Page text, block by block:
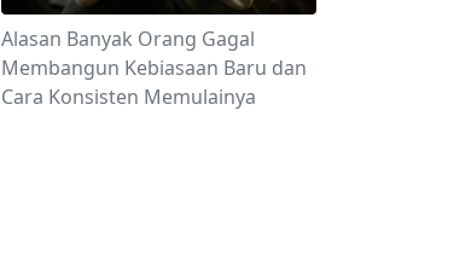
Alasan Banyak Orang Gagal
Membangun Kebiasaan Baru dan
Cara Konsisten Memulainya